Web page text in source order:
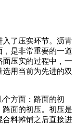
了压实环节。沥青
是非常重要的一道
压实的过程中，一
用当前为先进的双
方面：路面的初
面的初压。初压是
合料摊铺之后直接进